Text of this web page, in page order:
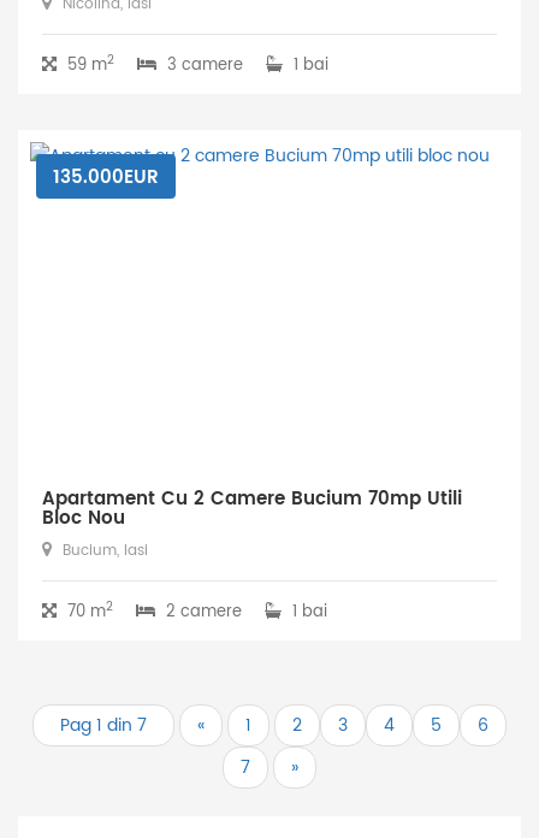
59 m2 3 camere 1 bai
Apartament Cu 2 Camere Bucium 70mp Utili
Bloc Nou
Bucium, Iasi
135.000EUR
70 m2 2 camere 1 bai
Pag 1 din 7 « 1 2 3 4 5
6
7
»